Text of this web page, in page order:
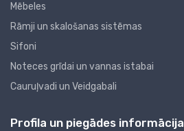
Mēbeles
Rāmji un skalošanas sistēmas
Sifoni
Noteces grīdai un vannas istabai
Cauruļvadi un Veidgabali
Profila un piegādes informācija